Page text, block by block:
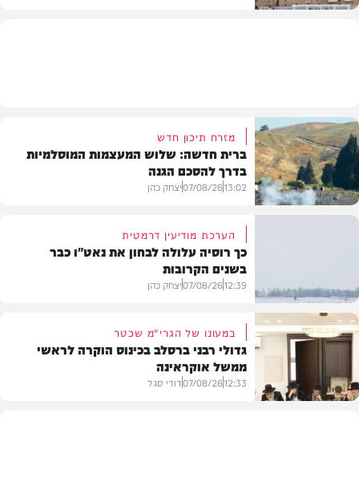
מזרח תיכון חדש
ברית חדשה: שלוש המעצמות המוסלמיות
בדרך להסכם הגנה
13:02
07/08/26יצחק כהן
הערכת מודיעין דרמטית
כך רוסיה עלולה לבחון את נאט"ו כבר
בשנים הקרובות
12:39
07/08/26יצחק כהן
במעונו של הגרי"מ שכטר
גדולי רבני ברסלב בכינוס הוקרה לראשי
ממשל אוקראינה
12:33
07/08/26דודי סגל